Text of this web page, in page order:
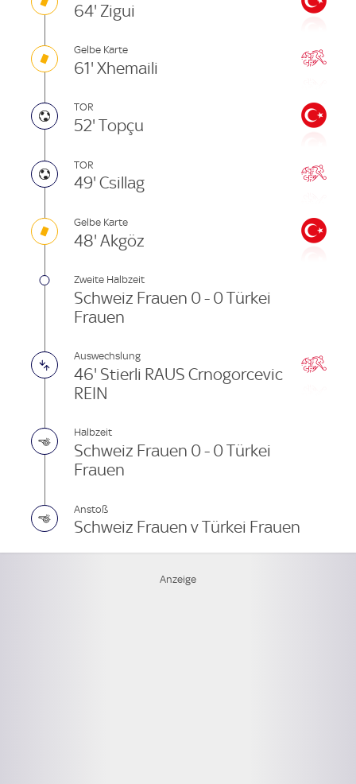
64' Zigui
Gelbe Karte
61' Xhemaili
TOR
52' Topçu
TOR
49' Csillag
Gelbe Karte
48' Akgöz
Zweite Halbzeit
Schweiz Frauen 0 - 0 Türkei
Frauen
Auswechslung
46' Stierli RAUS Crnogorcevic
REIN
Halbzeit
Schweiz Frauen 0 - 0 Türkei
Frauen
Anstoß
Schweiz Frauen v Türkei Frauen